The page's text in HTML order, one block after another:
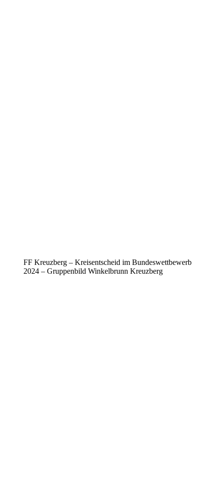
FF Kreuzberg – Kreisentscheid im Bundeswettbewerb
2024 – Gruppenbild Winkelbrunn Kreuzberg